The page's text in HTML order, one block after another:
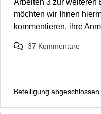
Arbeiten 3 zur weiteren
möchten wir Ihnen
kommentieren, ihre
37 Kommentare
Beteiligung abgeschlossen